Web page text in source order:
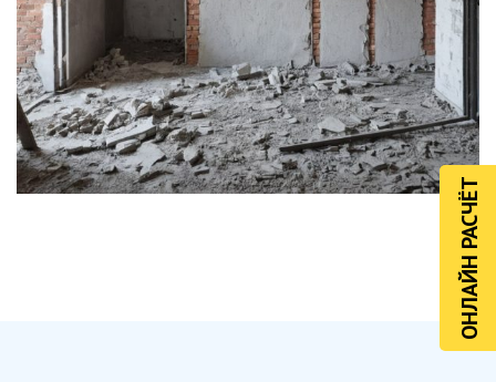
ОНЛАЙН РАСЧЁТ